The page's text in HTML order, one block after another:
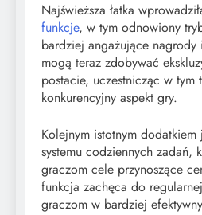
Najświeższa łatka
funkcje, w tym odnowiony
bardziej angażujące
mogą teraz zdobywać
postacie, uczestnicząc w tym
konkurencyjny aspekt gry.
Kolejnym istotnym
systemu codziennych zadań,
graczom cele przynoszące
funkcja zachęca do
graczom w bardziej